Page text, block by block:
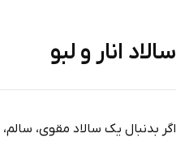
سالاد انار و لبو
اگر بدنبال یک سالاد مقوی،